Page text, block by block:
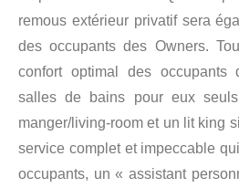
remous extérieur privatif sera
des occupants des Owners.
confort optimal des occupants
salles de bains pour eux
manger/living-room et un lit king
service complet et impeccable
occupants, un « assistant